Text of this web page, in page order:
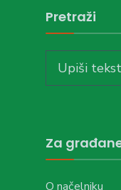
Pretraži
for:
Za
O načelniku